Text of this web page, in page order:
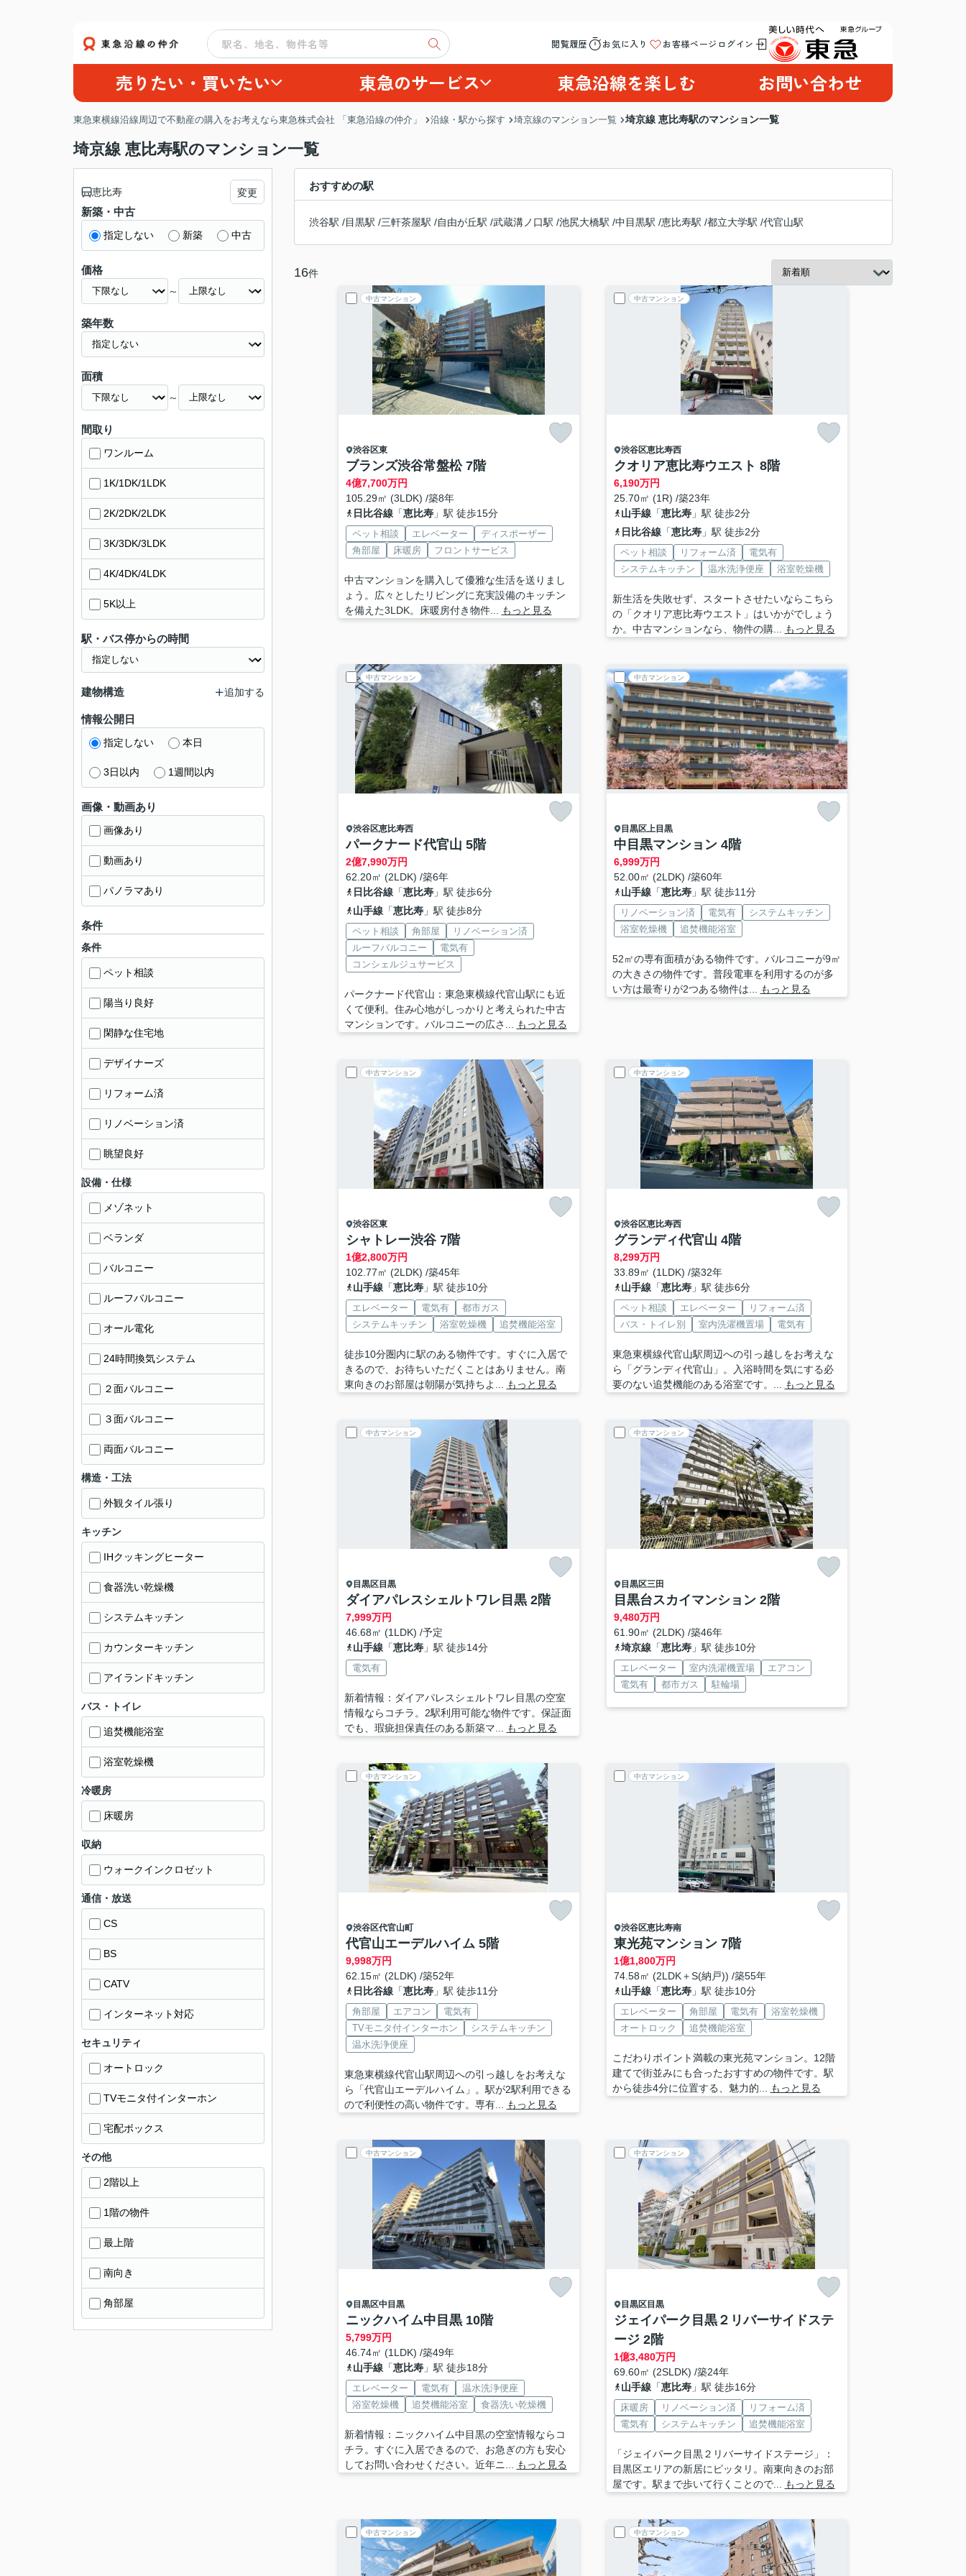
閲覧履歴 お気に入り お客様ページログイン
売りたい・買いたい 東急のサービス 東急沿線を楽しむ お問い合わせ
東急東横線沿線周辺で不動産の購入をお考えなら東急株式会社 「東急沿線の仲介」 沿線・駅から探す 埼京線のマンション一覧 埼京線 恵比寿駅のマンション一覧
埼京線 恵比寿駅のマンション一覧
おすすめの駅
渋谷駅 /目黒駅 /三軒茶屋駅 /自由が丘駅 /武蔵溝ノ口駅 /池尻大橋駅 /中目黒駅 /恵比寿駅 /都立大学駅 /代官山駅
16件
中古マンション
渋谷区東
ブランズ渋谷常盤松 7階
4億7,700万円
105.29㎡ (3LDK) /築8年
日比谷線「恵比寿」駅 徒歩15分
ペット相談 エレベーター
ディスポーザー
角部屋
床暖房 フロントサービス
中古マンションを購入して優雅な生活を送りまし
ょう。広々としたリビングに充実設備のキッチン
を備えた3LDK。床暖房付き物件...
もっと見る
中古マンション
渋谷区恵比寿西
クオリア恵比寿ウエスト 8階
6,190万円
25.70㎡ (1R) /築23年
山手線「恵比寿」駅 徒歩2分
日比谷線「恵比寿」駅 徒歩2分
ペット相談 リフォーム済
電気有
システムキッチン
温水洗浄便座 浴室乾燥機
新生活を失敗せず、スタートさせたいならこちら
の「クオリア恵比寿ウエスト」はいかがでしょう
か。中古マンションなら、物件の購...
もっと見る
中古マンション
渋谷区恵比寿西
パークナード代官山 5階
2億7,990万円
62.20㎡ (2LDK) /築6年
日比谷線「恵比寿」駅 徒歩6分
山手線「恵比寿」駅 徒歩8分
ペット相談 角部屋
リノベーション済
ルーフバルコニー
電気有
コンシェルジュサービス
パークナード代官山：東急東横線代官山駅にも近
くて便利。住み心地がしっかりと考えられた中古
マンションです。バルコニーの広さ...
もっと見る
中古マンション
目黒区上目黒
中目黒マンション 4階
6,999万円
52.00㎡ (2LDK) /築60年
山手線「恵比寿」駅 徒歩11分
リノベーション済 電気有
システムキッチン
浴室乾燥機
追焚機能浴室
52㎡の専有面積がある物件です。バルコニーが9㎡
の大きさの物件です。普段電車を利用するのが多
い方は最寄りが2つある物件は...
もっと見る
中古マンション
渋谷区東
シャトレー渋谷 7階
1億2,800万円
102.77㎡ (2LDK) /築45年
山手線「恵比寿」駅 徒歩10分
エレベーター 電気有
都市ガス
システムキッチン
浴室乾燥機 追焚機能浴室
徒歩10分圏内に駅のある物件です。すぐに入居で
きるので、お待ちいただくことはありません。南
東向きのお部屋は朝陽が気持ちよ...
もっと見る
中古マンション
渋谷区恵比寿西
グランディ代官山 4階
8,299万円
33.89㎡ (1LDK) /築32年
山手線「恵比寿」駅 徒歩6分
ペット相談 エレベーター
リフォーム済
バス・トイレ別
室内洗濯機置場 電気有
東急東横線代官山駅周辺への引っ越しをお考えな
ら「グランディ代官山」。入浴時間を気にする必
要のない追焚機能のある浴室です。...
もっと見る
中古マンション
目黒区目黒
ダイアパレスシェルトワレ目黒 2階
7,999万円
46.68㎡ (1LDK) /予定
山手線「恵比寿」駅 徒歩14分
電気有
新着情報：ダイアパレスシェルトワレ目黒の空室
情報ならコチラ。2駅利用可能な物件です。保証面
でも、瑕疵担保責任のある新築マ...
もっと見る
中古マンション
目黒区三田
目黒台スカイマンション 2階
9,480万円
61.90㎡ (2LDK) /築46年
埼京線「恵比寿」駅 徒歩10分
エレベーター 室内洗濯機置場
エアコン
電気有
都市ガス 駐輪場
中古マンション
渋谷区代官山町
代官山エーデルハイム 5階
9,998万円
62.15㎡ (2LDK) /築52年
日比谷線「恵比寿」駅 徒歩11分
角部屋 エアコン
電気有
TVモニタ付インターホン
システムキッチン
温水洗浄便座
東急東横線代官山駅周辺への引っ越しをお考えな
ら「代官山エーデルハイム」。駅が2駅利用できる
ので利便性の高い物件です。専有...
もっと見る
中古マンション
渋谷区恵比寿南
東光苑マンション 7階
1億1,800万円
74.58㎡ (2LDK＋S(納戸)) /築55年
山手線「恵比寿」駅 徒歩10分
エレベーター 角部屋 電気有
浴室乾燥機
オートロック
追焚機能浴室
こだわりポイント満載の東光苑マンション。12階
建てで街並みにも合ったおすすめの物件です。駅
から徒歩4分に位置する、魅力的...
もっと見る
中古マンション
目黒区中目黒
ニックハイム中目黒 10階
5,799万円
46.74㎡ (1LDK) /築49年
山手線「恵比寿」駅 徒歩18分
エレベーター 電気有
温水洗浄便座
浴室乾燥機
追焚機能浴室 食器洗い乾燥機
新着情報：ニックハイム中目黒の空室情報ならコ
チラ。すぐに入居できるので、お急ぎの方も安心
してお問い合わせください。近年ニ...
もっと見る
中古マンション
目黒区目黒
ジェイパーク目黒２リバーサイドステ
ージ 2階
1億3,480万円
69.60㎡ (2SLDK) /築24年
山手線「恵比寿」駅 徒歩16分
床暖房 リノベーション済
リフォーム済
電気有
システムキッチン 追焚機能浴室
「ジェイパーク目黒２リバーサイドステージ」：
目黒区エリアの新居にピッタリ。南東向きのお部
屋です。駅まで歩いて行くことので...
もっと見る
中古マンション 中古マンション
恵比寿 変更
新築・中古
指定しない 新築 中古
価格
～
築年数
面積
～
間取り
ワンルーム
1K/1DK/1LDK
2K/2DK/2LDK
3K/3DK/3LDK
4K/4DK/4LDK
5K以上
駅・バス停からの時間
建物構造 追加する
情報公開日
指定しない 本日
3日以内 1週間以内
画像・動画あり
画像あり
動画あり
パノラマあり
条件
条件
ペット相談
陽当り良好
閑静な住宅地
デザイナーズ
リフォーム済
リノベーション済
眺望良好
設備・仕様
メゾネット
ベランダ
バルコニー
ルーフバルコニー
オール電化
24時間換気システム
２面バルコニー
３面バルコニー
両面バルコニー
構造・工法
外観タイル張り
キッチン
IHクッキングヒーター
食器洗い乾燥機
システムキッチン
カウンターキッチン
アイランドキッチン
バス・トイレ
追焚機能浴室
浴室乾燥機
冷暖房
床暖房
収納
ウォークインクロゼット
通信・放送
CS
BS
CATV
インターネット対応
セキュリティ
オートロック
TVモニタ付インターホン
宅配ボックス
その他
2階以上
1階の物件
最上階
南向き
角部屋